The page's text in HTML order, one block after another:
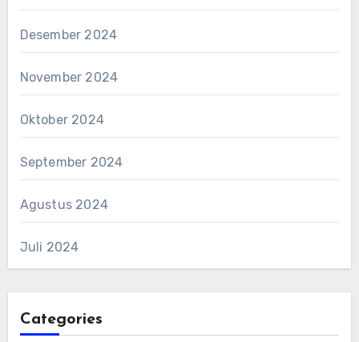
Desember 2024
November 2024
Oktober 2024
September 2024
Agustus 2024
Juli 2024
Categories